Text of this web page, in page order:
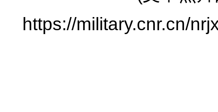
https://military.cnr.cn/